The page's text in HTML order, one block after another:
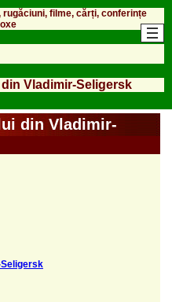
filme, cărți, conferințe
Vladimir-Seligersk
din Vladimir-